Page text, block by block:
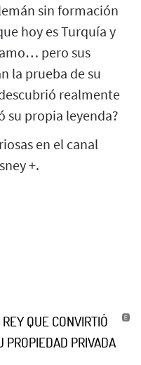
sin formación
hoy es Turquía y
pero sus
la prueba de su
realmente
su propia leyenda?
en el canal
+.
QUE CONVIRTIÓ
PROPIEDAD PRIVADA